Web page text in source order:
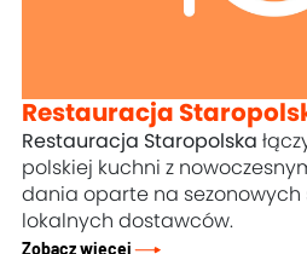
Restauracja
Restauracja Staropolska
polskiej kuchni z
dania oparte na sezonowych
lokalnych dostawców.
Zobacz więcej